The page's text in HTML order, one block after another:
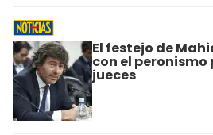
El festejo de
con el peronismo
jueces